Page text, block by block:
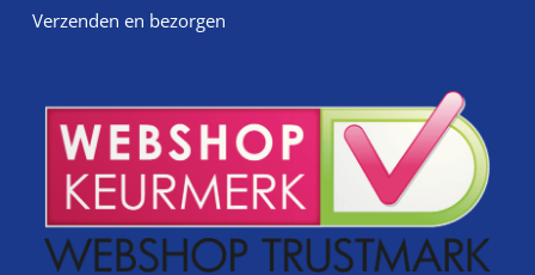
Verzenden en bezorgen